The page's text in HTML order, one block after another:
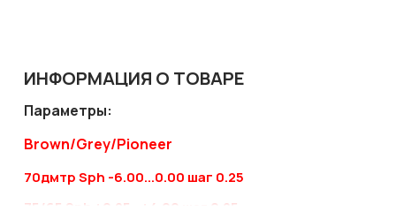
ИНФОРМАЦИЯ О ТОВАРЕ
Параметры:
Brown/Grey/Pioneer
70дмтр Sph -6.00...0.00 шаг 0.25
75/65 Sph +0.25...+4.00 шаг 0.25